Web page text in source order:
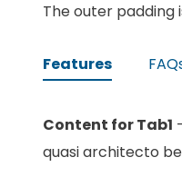
The outer padding
Features
Content for Tab1
quasi architecto